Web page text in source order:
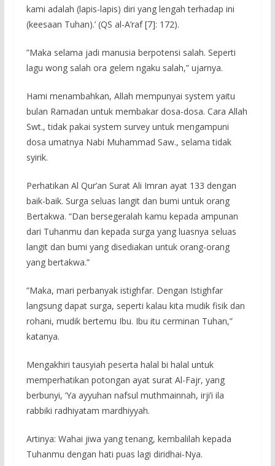
kami adalah (lapis-lapis) diri yang lengah terhadap ini
(keesaan Tuhan).’ (QS al-A’raf [7]: 172).
”Maka selama jadi manusia berpotensi salah. Seperti
lagu wong salah ora gelem ngaku salah,” ujarnya.
Hami menambahkan, Allah mempunyai system yaitu
bulan Ramadan untuk membakar dosa-dosa. Cara Allah
Swt., tidak pakai system survey untuk mengampuni
dosa umatnya Nabi Muhammad Saw., selama tidak
syirik.
Perhatikan Al Qur’an Surat Ali Imran ayat 133 dengan
baik-baik. Surga seluas langit dan bumi untuk orang
Bertakwa. “Dan bersegeralah kamu kepada ampunan
dari Tuhanmu dan kepada surga yang luasnya seluas
langit dan bumi yang disediakan untuk orang-orang
yang bertakwa.”
”Maka, mari perbanyak istighfar. Dengan Istighfar
langsung dapat surga, seperti kalau kita mudik fisik dan
rohani, mudik bertemu Ibu. Ibu itu cerminan Tuhan,”
katanya.
Mengakhiri tausyiah peserta halal bi halal untuk
memperhatikan potongan ayat surat Al-Fajr, yang
berbunyi, ‘Ya ayyuhan nafsul muthmainnah, irji’i ila
rabbiki radhiyatam mardhiyyah.
Artinya: Wahai jiwa yang tenang, kembalilah kepada
Tuhanmu dengan hati puas lagi diridhai-Nya.